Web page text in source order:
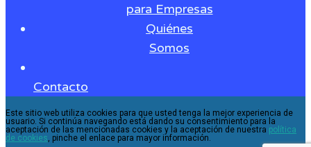
para Empresas
Quiénes
Somos
Contacto
Este sitio web utiliza cookies para que usted tenga la mejor experiencia de
usuario. Si continúa navegando está dando su consentimiento para la
aceptación de las mencionadas cookies y la aceptación de nuestra política
de cookies , pinche el enlace para mayor información.